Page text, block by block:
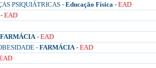
PSIQUIÁTRICAS - Educação Física - EAD
EAD
FARMÁCIA- EAD
- FARMÁCIA- EAD